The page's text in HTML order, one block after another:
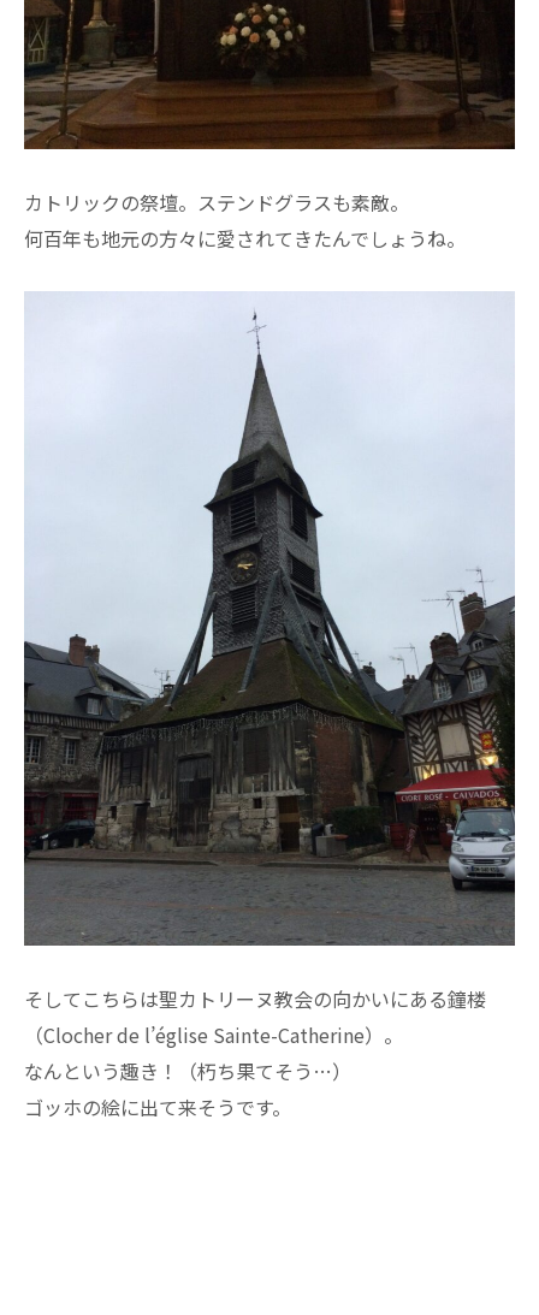
カトリックの祭壇。ステンドグラスも素敵。
何百年も地元の方々に愛されてきたんでしょうね。
そしてこちらは聖カトリーヌ教会の向かいにある鐘楼
（Clocher de l’église Sainte-Catherine）。
なんという趣き！（朽ち果てそう…）
ゴッホの絵に出て来そうです。